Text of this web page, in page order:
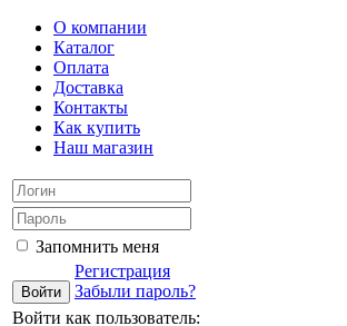
О компании
Каталог
Оплата
Доставка
Контакты
Как купить
Наш магазин
Запомнить меня
Регистрация
Забыли пароль?
Войти как пользователь: